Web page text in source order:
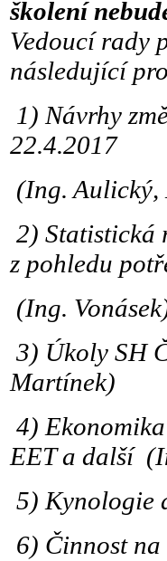
školení
Vedoucí rady
následující
1) Návrhy
22.4.2017
(Ing. Aulický,
2) Statistická
z pohledu
(Ing.
3) Úkoly SH
Martínek)
4)
EET a další
5) Kynologie
6) Činnost